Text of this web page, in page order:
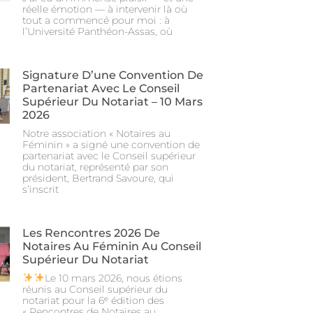
réelle émotion — à intervenir là où
tout a commencé pour moi : à
l’Université Panthéon-Assas, où
Signature D’une Convention De
Partenariat Avec Le Conseil
Supérieur Du Notariat – 10 Mars
2026
Notre association « Notaires au
Féminin » a signé une convention de
partenariat avec le Conseil supérieur
du notariat, représenté par son
président, Bertrand Savoure, qui
s’inscrit
Les Rencontres 2026 De
Notaires Au Féminin Au Conseil
Supérieur Du Notariat
Le 10 mars 2026, nous étions
réunis au Conseil supérieur du
notariat pour la 6ᵉ édition des